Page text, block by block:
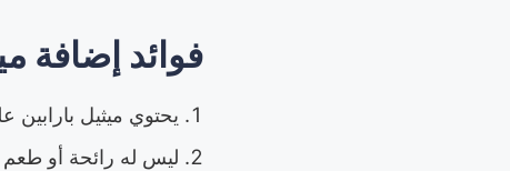
فوائد إضافة
يحتوي ميثيل
ليس له رائحة أو طعم